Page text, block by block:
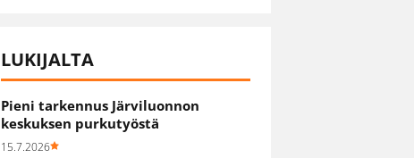
LUKIJALTA
Pieni tarkennus Järviluonnon
keskuksen purkutyöstä
15.7.2026